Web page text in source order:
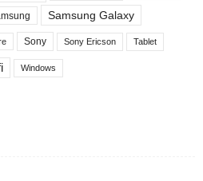
Samsung Galaxy
Sony Sony Ericson Tablet
Windows